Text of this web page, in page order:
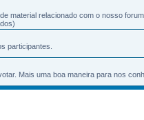
material relacionado com o nosso
participantes.
Mais uma boa maneira para nos